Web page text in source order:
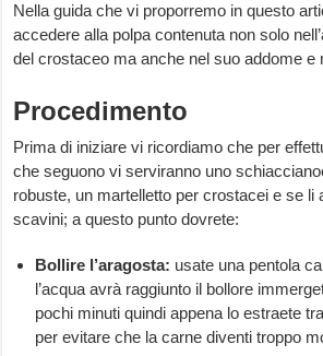
Nella guida che vi proporremo in questo
accedere alla polpa contenuta non solo
del crostaceo ma anche nel suo addome e
Procedimento
Prima di iniziare vi ricordiamo che per
che seguono vi serviranno uno
robuste, un martelletto per crostacei e se li
scavini; a questo punto dovrete:
Bollire l’aragosta: usate una pentola
l’acqua avrà raggiunto il bollore
pochi minuti quindi appena lo estraete
per evitare che la carne diventi troppo